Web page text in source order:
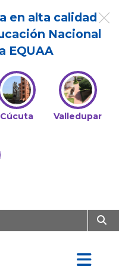
en alta calidad
Nacional
EQUAA
Cúcuta Valledupar